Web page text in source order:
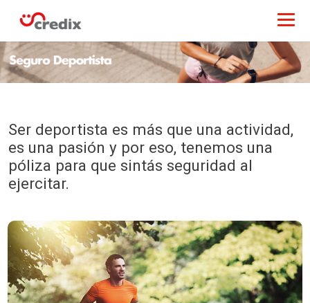
Ser deportista es más que una actividad,
es una pasión y por eso, tenemos una
póliza para que sintás seguridad al
ejercitar.